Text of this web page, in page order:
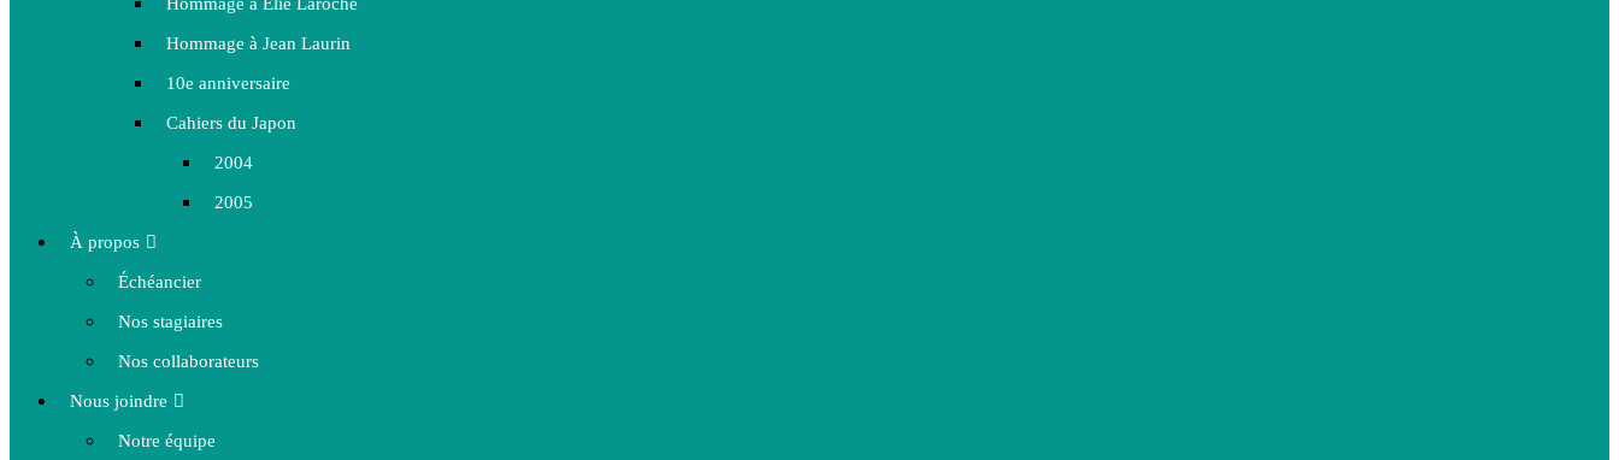
Hommage à Jean Laurin
10e anniversaire
Cahiers du Japon
2004
2005
À propos
Échéancier
Nos stagiaires
Nos collaborateurs
Nous joindre
Notre équipe